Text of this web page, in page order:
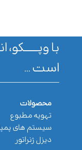
با
است ...
محصولات
تهویه مطبوع
سیستم های
دیزل ژنراتور